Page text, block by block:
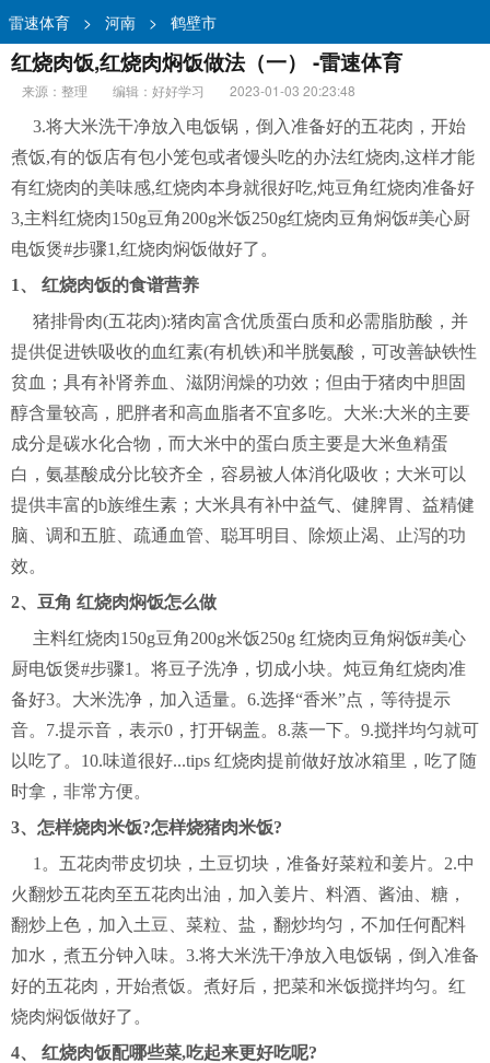
雷速体育 > 河南 > 鹤壁市
红烧肉饭,红烧肉焖饭做法（一） -雷速体育
来源：整理 编辑：好好学习
2023-01-03 20:23:48
3.将大米洗干净放入电饭锅，倒入准备好的五花肉，开始
煮饭,有的饭店有包小笼包或者馒头吃的办法红烧肉,这样才能
有红烧肉的美味感,红烧肉本身就很好吃,炖豆角红烧肉准备好
3,主料红烧肉150g豆角200g米饭250g红烧肉豆角焖饭#美心厨
电饭煲#步骤1,红烧肉焖饭做好了。
1、 红烧肉饭的食谱营养
猪排骨肉(五花肉):猪肉富含优质蛋白质和必需脂肪酸，并
提供促进铁吸收的血红素(有机铁)和半胱氨酸，可改善缺铁性
贫血；具有补肾养血、滋阴润燥的功效；但由于猪肉中胆固
醇含量较高，肥胖者和高血脂者不宜多吃。大米:大米的主要
成分是碳水化合物，而大米中的蛋白质主要是大米鱼精蛋
白，氨基酸成分比较齐全，容易被人体消化吸收；大米可以
提供丰富的b族维生素；大米具有补中益气、健脾胃、益精健
脑、调和五脏、疏通血管、聪耳明目、除烦止渴、止泻的功
效。
2、豆角 红烧肉焖饭怎么做
主料红烧肉150g豆角200g米饭250g 红烧肉豆角焖饭#美心
厨电饭煲#步骤1。将豆子洗净，切成小块。炖豆角红烧肉准
备好3。大米洗净，加入适量。6.选择“香米”点，等待提示
音。7.提示音，表示0，打开锅盖。8.蒸一下。9.搅拌均匀就可
以吃了。10.味道很好...tips 红烧肉提前做好放冰箱里，吃了随
时拿，非常方便。
3、怎样烧肉米饭?怎样烧猪肉米饭?
1。五花肉带皮切块，土豆切块，准备好菜粒和姜片。2.中
火翻炒五花肉至五花肉出油，加入姜片、料酒、酱油、糖，
翻炒上色，加入土豆、菜粒、盐，翻炒均匀，不加任何配料
加水，煮五分钟入味。3.将大米洗干净放入电饭锅，倒入准备
好的五花肉，开始煮饭。煮好后，把菜和米饭搅拌均匀。红
烧肉焖饭做好了。
4、 红烧肉饭配哪些菜,吃起来更好吃呢?